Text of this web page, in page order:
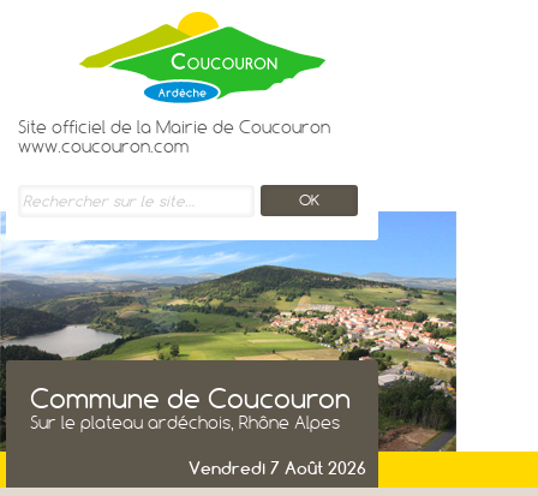
Commune de Coucouron
Sur le plateau ardéchois, Rhône Alpes
Vendredi 7 Août 2026
Site officiel de la Mairie de Coucouron
www.coucouron.com